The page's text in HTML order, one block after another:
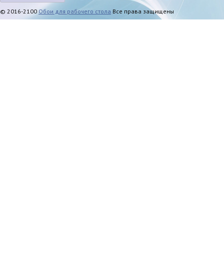
© 2016-2100Обои для рабочего стола Все права защищены